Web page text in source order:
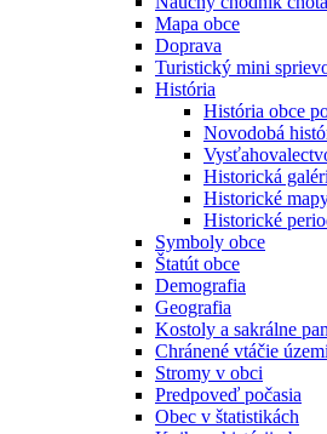
Mapa obce
Doprava
Turistický mini
História
História obce
Novodobá
Historická
Historické
Historické
Symboly obce
Štatút obce
Demografia
Geografia
Kostoly a sakrálne
Chránené vtáčie
Stromy v obci
Predpoveď počasia
Obec v štatistikách